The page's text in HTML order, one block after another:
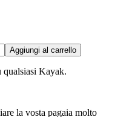
Aggiungi al carrello
qualsiasi Kayak.
la vosta pagaia molto